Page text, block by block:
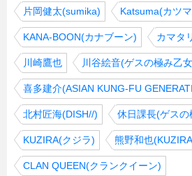
片岡健太(sumika) Katsuma(カツ
KANA-BOON(カナブーン) カマタ
川崎鷹也 川谷絵音(ゲスの極み乙
喜多建介(ASIAN KUNG-FU
北村匠海(DISH//) 休日課長(ゲス
KUZIRA(クジラ) 熊野和也
CLAN QUEEN(クランクイーン)